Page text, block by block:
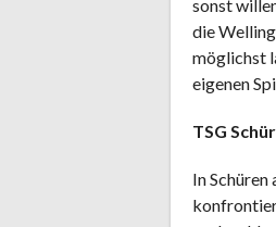
sonst
die
möglichst
eigenen
TSG
In